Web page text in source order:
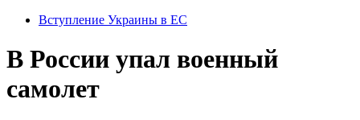
Вступление Украины в ЕС
В России упал военный
самолет